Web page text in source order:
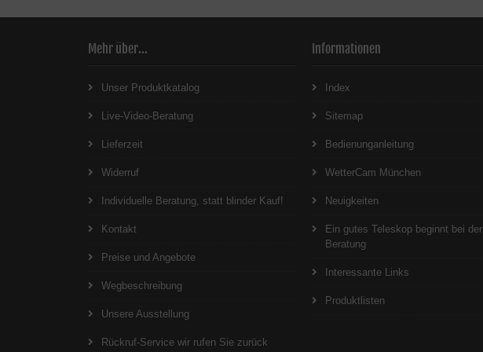
Mehr über...
Unser Produktkatalog
Live-Video-Beratung
Lieferzeit
Widerruf
Individuelle Beratung, statt blinder Kauf!
Kontakt
Preise und Angebote
Wegbeschreibung
Unsere Ausstellung
Rückruf-Service wir rufen Sie zurück
Informationen
Index
Sitemap
Bedienunganleitung
WetterCam München
Neuigkeiten
Ein gutes Teleskop beginnt bei der
Beratung
Interessante Links
Produktlisten